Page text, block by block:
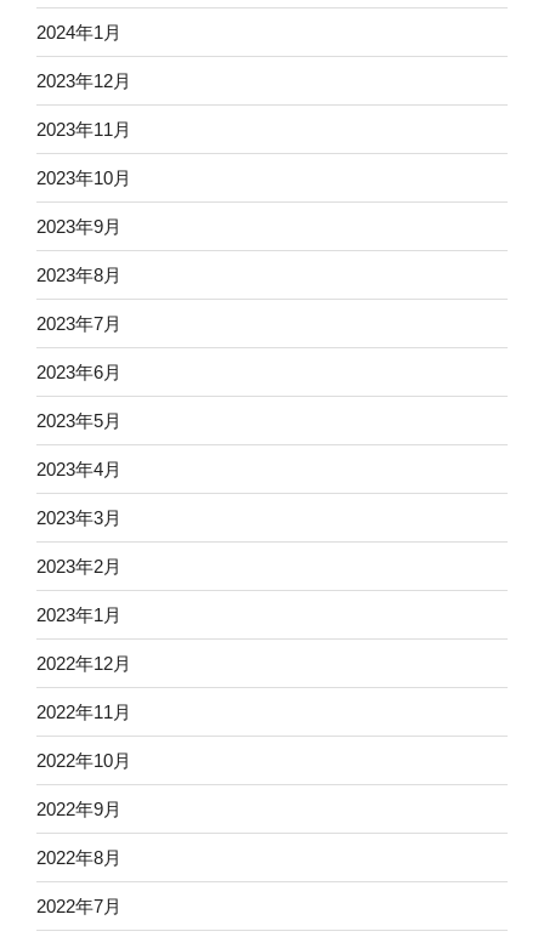
2024年1月
2023年12月
2023年11月
2023年10月
2023年9月
2023年8月
2023年7月
2023年6月
2023年5月
2023年4月
2023年3月
2023年2月
2023年1月
2022年12月
2022年11月
2022年10月
2022年9月
2022年8月
2022年7月